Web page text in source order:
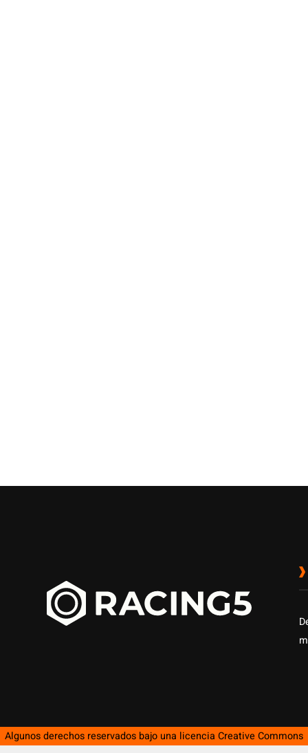
Algunos derechos reservados bajo una licencia Creative Commons